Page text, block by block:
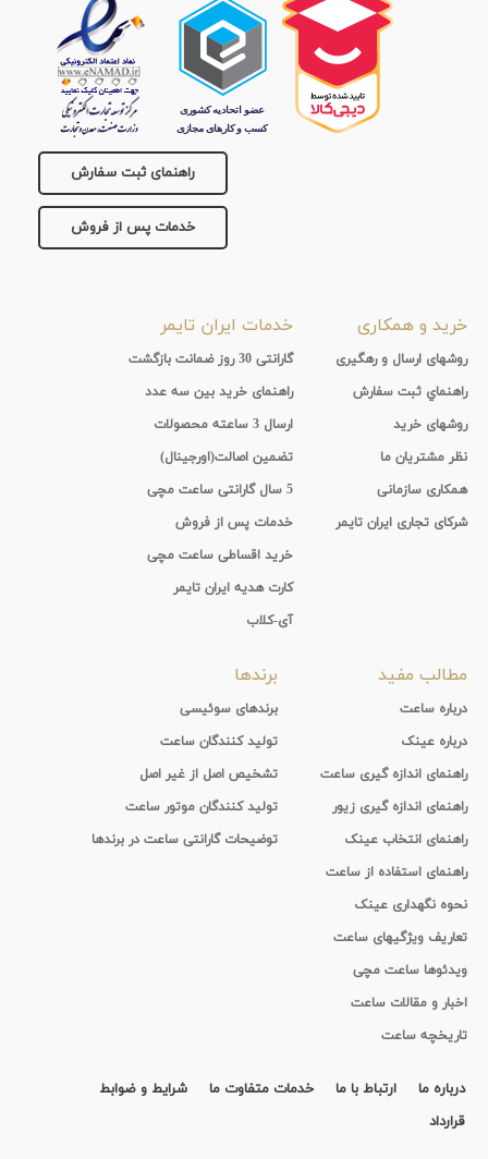
راهنمای ثبت سفارش
خدمات پس از فروش
خرید و همکاری
روشهای ارسال و رهگیری
راهنماي ثبت سفارش
روشهای خرید
نظر مشتریان ما
همکاری سازمانی
شرکای تجاری ایران تایمر
خدمات ایران تایمر
گارانتی 30 روز ضمانت بازگشت
راهنمای خرید بین سه عدد
ارسال 3 ساعته محصولات
تضمین اصالت(اورجینال)
5 سال گارانتی ساعت مچی
خدمات پس از فروش
خرید اقساطی ساعت مچی
کارت هدیه ایران تایمر
آی-کلاب
مطالب مفید
درباره ساعت
درباره عینک
راهنمای اندازه گیری ساعت
راهنمای اندازه گیری زیور
راهنمای انتخاب عینک
راهنمای استفاده از ساعت
نحوه نگهداری عینک
تعاریف ویژگیهای ساعت
ویدئوها ساعت مچی
اخبار و مقالات ساعت
تاریخچه ساعت
برندها
برندهای سوئیسی
تولید کنندگان ساعت
تشخیص اصل از غیر اصل
تولید کنندگان موتور ساعت
توضیحات گارانتی ساعت در برندها
درباره ما ارتباط با ما خدمات متفاوت ما
شرایط و ضوابط
قرارداد